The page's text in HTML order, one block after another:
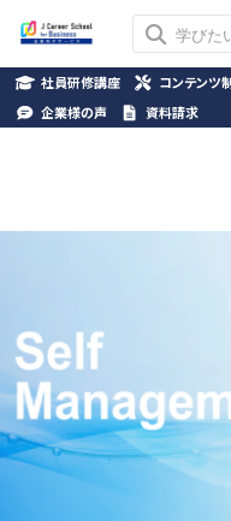
社員研修講座 コンテンツ
企業様の声
資料請求